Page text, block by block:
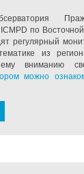
по
регулярный
из
вниманию
можно